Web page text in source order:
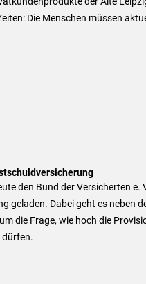
Die Menschen müssen
den Bund der Versicherten e.
geladen. Dabei geht es neben
die Frage, wie hoch die
dürfen.